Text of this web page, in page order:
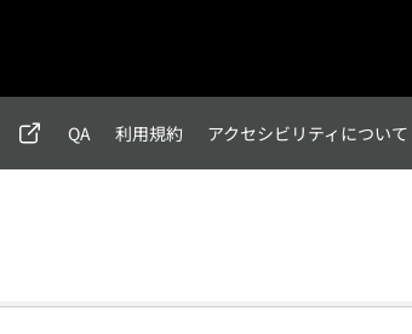
QA 利用規約 アクセシビリティについて